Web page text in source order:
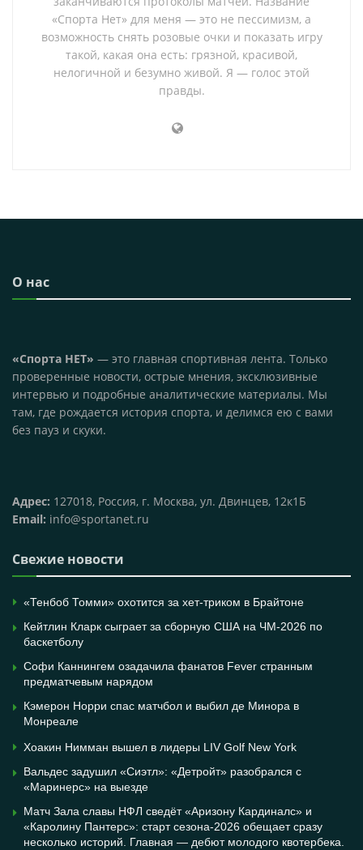
«Спорта Нет» для меня — это не пессимизм, а
возможность снять розовые очки и показать игру
такой, какая она есть: грязной, красивой,
нелогичной и безумно живой. Я — голос этой
правды.
О нас
«Спорта НЕТ» — это главная спортивная лента. Только
проверенные новости, острые мнения, эксклюзивные
интервью и подробные аналитические материалы. Мы
там, где рождается история спорта, и делимся ею с вами
без пауз и скуки.
Адрес: 127018, Россия, г. Москва, ул. Двинцев, 12к1Б
Email: info@sportanet.ru
Свежие новости
«Тенбоб Томми» охотится за хет-триком в Брайтоне
Кейтлин Кларк сыграет за сборную США на ЧМ-2026 по
баскетболу
Софи Каннингем озадачила фанатов Fever странным
предматчевым нарядом
Кэмерон Норри спас матчбол и выбил де Минора в
Монреале
Хоакин Нимман вышел в лидеры LIV Golf New York
Вальдес задушил «Сиэтл»: «Детройт» разобрался с
«Маринерс» на выезде
Матч Зала славы НФЛ сведёт «Аризону Кардиналс» и
«Каролину Пантерс»: старт сезона-2026 обещает сразу
несколько историй. Главная — дебют молодого квотербека.